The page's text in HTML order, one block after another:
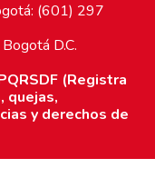
(601) 297
D.C.
(Registra
quejas,
y derechos de